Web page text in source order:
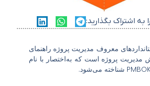
به اشتراک بگذارید:
معروف مدیریت پروژه راهنمای
مدیریت پروژه است که به‌اختصار با نام